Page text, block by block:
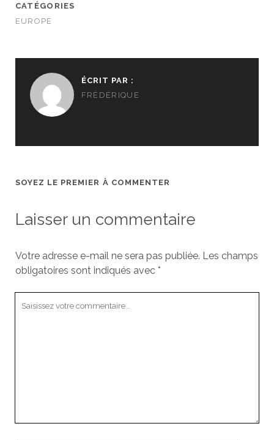
CATÉGORIES
EUROPE
ÉCRIT PAR :
FRÉDÉRIQUE
SOYEZ LE PREMIER À COMMENTER
Laisser un commentaire
Votre adresse e-mail ne sera pas publiée. Les champs
obligatoires sont indiqués avec *